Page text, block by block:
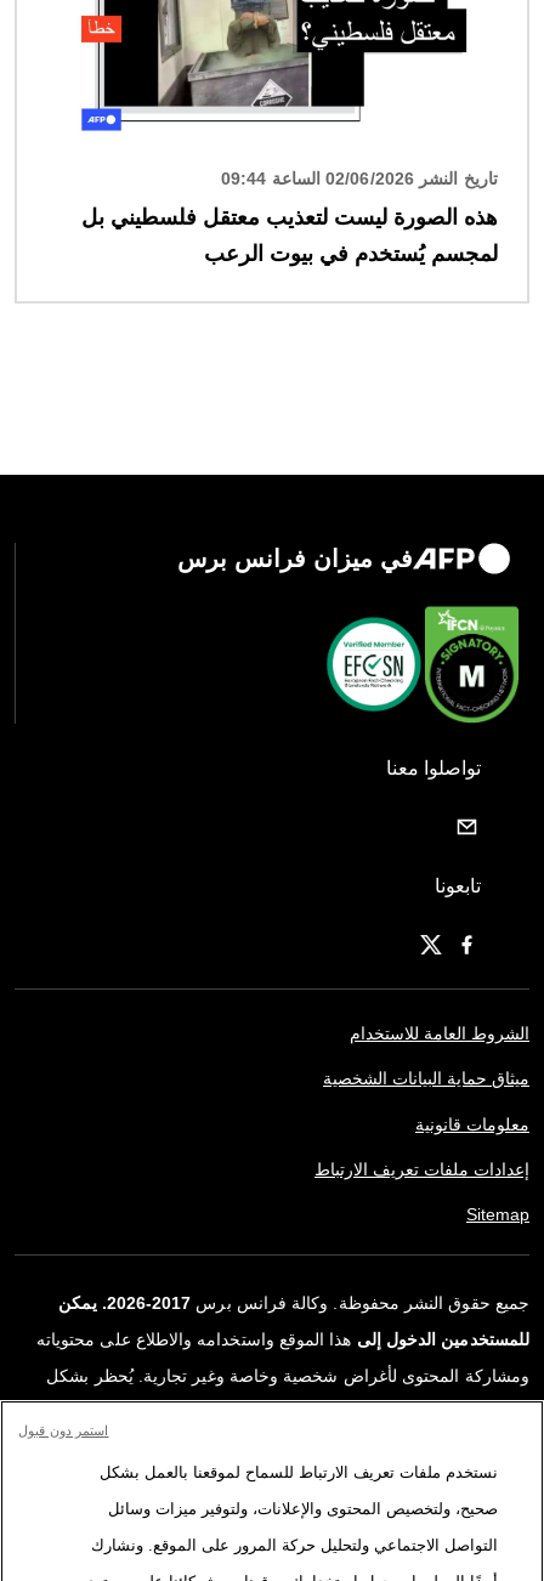
تاريخ النشر 02/06/2026 الساعة 09:44
هذه الصورة ليست لتعذيب معتقل فلسطيني بل
لمجسم يُستخدم في بيوت الرعب
في ميزان فرانس برس
تواصلوا معنا
تابعونا
الشروط العامة للاستخدام
ميثاق حماية البيانات الشخصية
معلومات قانونية
إعدادات ملفات تعريف الارتباط
Sitemap
جميع حقوق النشر محفوظة. وكالة فرانس برس
2017-2026. يمكن
للمستخدمين الدخول إلى هذا الموقع واستخدامه والاطلاع على محتوياته
ومشاركة المحتوى لأغراض شخصية وخاصة وغير تجارية. يُحظر بشكل
ترخيص محددة موقعة مع وكالة فرانس برس. المواد والروابط الواردة في
التقارير، والتي لم تنتجها وكالة فرانس برس، مستخدمة فقط وبالقدر
اللازم كعناصر إثبات لمحتوى هذه التقارير. لم تحصل فرانس برس على أي
نستخدم ملفات تعريف الارتباط للسماح لموقعنا بالعمل بشكل
صحيح، ولتخصيص المحتوى والإعلانات، ولتوفير ميزات وسائل
التواصل الاجتماعي ولتحليل حركة المرور على الموقع. ونشارك
استمر دون قبول